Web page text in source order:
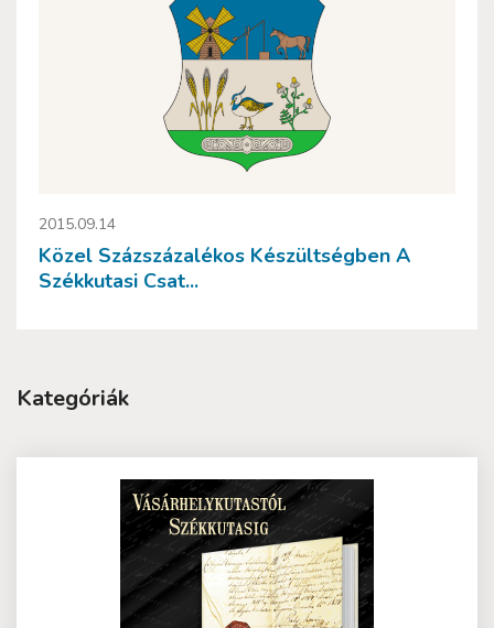
2015.09.14
Közel Százszázalékos Készültségben A
Székkutasi Csat...
Kategóriák